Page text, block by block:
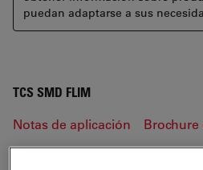
puedan adaptarse a sus
TCS SMD FLIM
Notas de aplicación